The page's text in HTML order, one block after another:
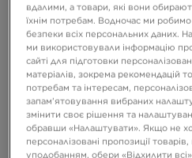
Сортувати:Рекомендовані
вдалими, а товари, які вони
їхнім потребам. Водночас ми
безпеки всіх персональних даних.
ми використовували інформацію
сайті для підготовки
матеріалів, зокрема рекомендацій
потребам та інтересам,
запам’ятовування вибраних
змінити своє рішення та
обравши «Налаштувати». Якщо не
персоналізовані пропозиції
уподобанням, обери «Відхилити